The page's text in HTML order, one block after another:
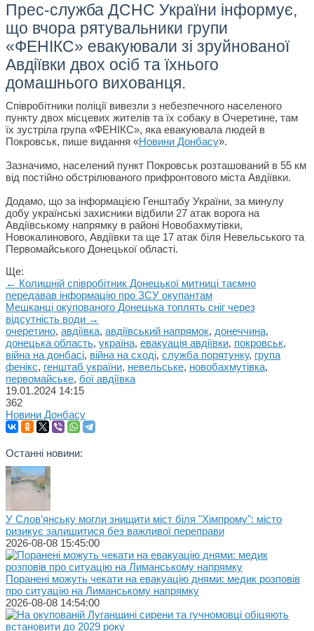
Прес-служба ДСНС України інформує,
що вчора рятувальники групи
«ФЕНІКС» евакуювали зі зруйнованої
Авдіївки двох осіб та їхнього
домашнього вихованця.
Співробітники поліції вивезли з небезпечного населеного
пункту двох місцевих жителів та їх собаку в Очеретине, там
їх зустріла група «ФЕНІКС», яка евакуювала людей в
Покровськ, пише видання «Новини Донбасу».
Зазначимо, населений пункт Покровськ розташований в 55 км
від постійно обстрілюваного прифронтового міста Авдіївки.
Додамо, що за інформацією Генштабу України, за минулу
добу українські захисники відбили 27 атак ворога на
Авдіївському напрямку в районі Новобахмутівки,
Новокалинового, Авдіївки та ще 17 атак біля Невельського та
Первомайського Донецької області.
Ще:
← Колишній співробітник Донецької митниці таємно
передавав інформацію про ЗСУ окупантам
Мешканці окупованого Донецька топлять сніг через
відсутність води →
очеретино, авдіївка, авдіївський напрямок, донеччина,
донецька область, україна, евакуація авдіївки, покровськ,
війна на донбасі, війна на сході, служба порятунку, група
фенікс, генштаб україни, невельське, новобахмутівка,
первомайське, бої авдіївка
19.01.2024 14:15
362
Новини Донбасу
Останні новини:
У Слов’янську могли знищити міст біля "Хімпрому": місто
ризикує залишитися без важливої переправи
2026-08-08 15:45:00
Поранені можуть чекати на евакуацію днями: медик розповів
про ситуацію на Лиманському напрямку
2026-08-08 14:54:00